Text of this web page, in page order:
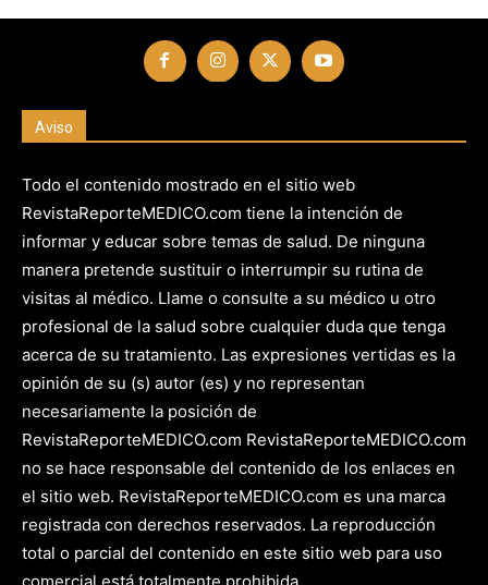
Aviso
Todo el contenido mostrado en el sitio web
RevistaReporteMEDICO.com tiene la intención de
informar y educar sobre temas de salud. De ninguna
manera pretende sustituir o interrumpir su rutina de
visitas al médico. Llame o consulte a su médico u otro
profesional de la salud sobre cualquier duda que tenga
acerca de su tratamiento. Las expresiones vertidas es la
opinión de su (s) autor (es) y no representan
necesariamente la posición de
RevistaReporteMEDICO.com RevistaReporteMEDICO.com
no se hace responsable del contenido de los enlaces en
el sitio web. RevistaReporteMEDICO.com es una marca
registrada con derechos reservados. La reproducción
total o parcial del contenido en este sitio web para uso